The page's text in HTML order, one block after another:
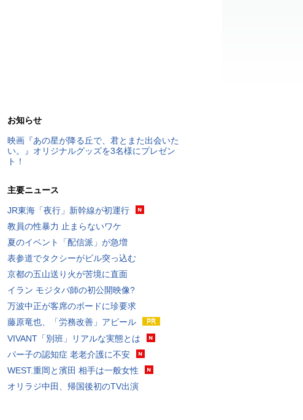
お知らせ
映画『あの星が降る丘で、君とまた出会いた
い。』オリジナルグッズを3名様にプレゼン
ト！
主要ニュース
JR東海「夜行」新幹線が初運行
教員の性暴力 止まらないワケ
夏のイベント「配信派」が急増
表参道でタクシーがビル突っ込む
京都の五山送り火が苦境に直面
イラン モジタバ師の初公開映像?
万波中正が客席のボードに珍要求
藤原竜也、「労務改善」アピール
VIVANT「別班」リアルな実態とは
パー子の認知症 老老介護に不安
WEST.重岡と濱田 相手は一般女性
オリラジ中田、帰国後初のTV出演